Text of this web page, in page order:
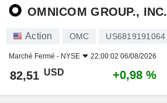
OMNICOM GROUP., INC.
Action OMC US6819191064
Marché Fermé - NYSE 22:00:02 06/08/2026
82,51 USD +0,98 %